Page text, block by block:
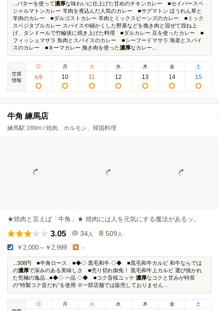
...バターを使って濃厚な味わいに仕上げた甘めのチキンカレー ■セイパースペ
シャルマトンカレー 羊肉を煮込んだ人気のカレー ■サグマトン ほうれん草と
羊肉のカレー ■ダルゴストカレー 羊肉とミックスビーンズのカレー ■ミック
スベジタブルカレー スパイスや細かくした野菜などを挽き肉と混ぜて捏ね上
げ、タンドールで竹輪状に焼き上げた料理 ■ダルカレー 豆を使ったカレー ■
フィッシュマサラ 魚肉とスパイスのカレー ■シーフードマサラ 海老とスパイ
スのカレー ■キーマカレー 挽き肉を使った濃厚なカレー...
空席
情報
日
8/9
月
10
火
11
水
12
木
13
金
14
土
15
牛角 練馬店
練馬駅 189m / 焼肉、ホルモン、韓国料理
★焼肉と言えば「牛角」★ 焼肉には人を元気にする魔法があるッ。
3.05 34 人 509 人
￥2,000～￥2,999 -
...308円 ■牛角ロース ■◆◇ 黒毛和牛 ◇◆ ■黒毛和牛カルビ 和牛ならでは
の濃厚で深みのある美味しさ ■売り切れ御免！ 黒毛和牛上カルビ 選び抜かれ
た究極の逸品...■◆◇ 一品 ◇◆ ■コク旨桜ユッケ 濃厚なコクと甘みが特長
の“特製コク旨だれ”を使用 ※一部店舗では販売しておりません...
日 月 火 水 木 金 土